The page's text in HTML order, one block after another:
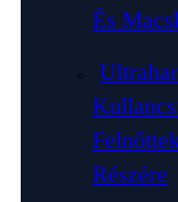
És
Részére